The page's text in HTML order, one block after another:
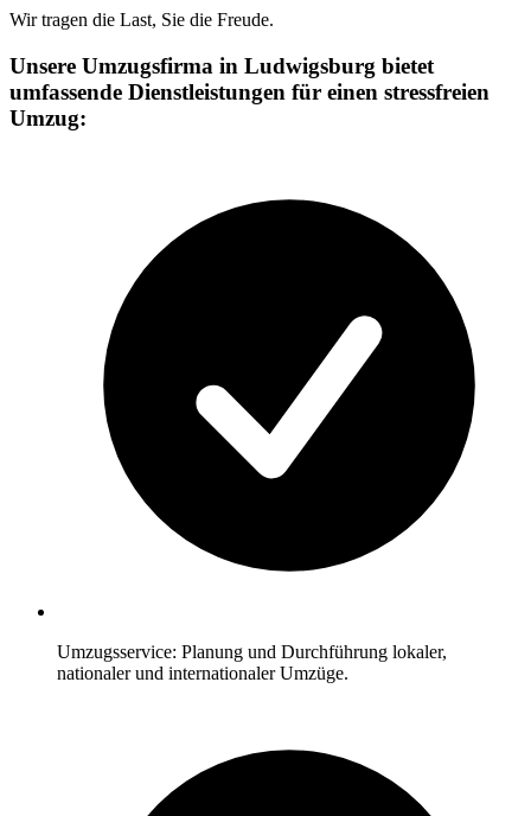
Wir tragen die Last, Sie die Freude.
Unsere Umzugsfirma in Ludwigsburg bietet
umfassende Dienstleistungen für einen stressfreien
Umzug:
Umzugsservice: Planung und Durchführung lokaler,
nationaler und internationaler Umzüge.